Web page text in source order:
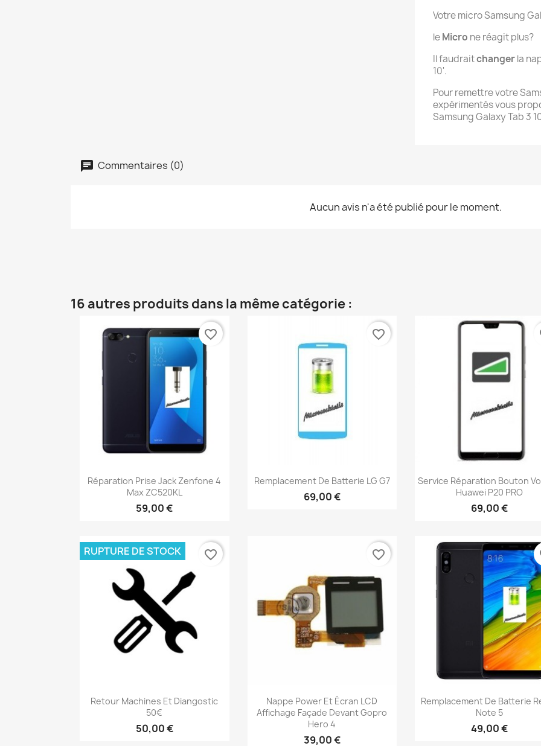
Votre micro Samsung
leMicro ne réagit plus?
Il faudraitchangerla
10'.
Pour remettre votre
expérimentés vous
Samsung Galaxy Tab 3
Commentaires (0)
Aucun avis n'a été publié pour le moment.
16 autres produits dans la même catégorie :
Aperçu rapide
Réparation Prise Jack Zenfone 4
Max ZC520KL
59,00 €
favorite_border
Aperçu rapide
Remplacement De Batterie LG G7
69,00 €
favorite_border
Aperçu rapide
Service Réparation Bouton
Huawei P20 PRO
69,00 €
Aperçu rapide
Retour Machines Et Diangostic
50€
50,00 €
RUPTURE DE STOCK favorite_border
 Aperçu rapide
Nappe Power Et Écran LCD
Affichage Façade Devant Gopro
Hero 4
39,00 €
favorite_border
Aperçu rapide
Remplacement De Batterie
Note 5
49,00 €